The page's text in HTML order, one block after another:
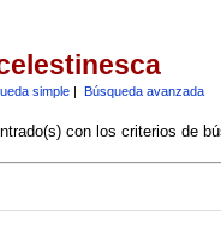
simple| Búsqueda avanzada
con los criterios de